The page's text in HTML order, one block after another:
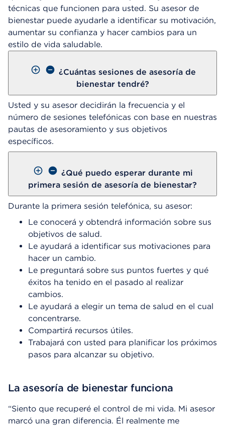
técnicas que funcionen para usted. Su asesor de
bienestar puede ayudarle a identificar su motivación,
aumentar su confianza y hacer cambios para un
estilo de vida saludable.
¿Cuántas sesiones de asesoría de
bienestar tendré?
Usted y su asesor decidirán la frecuencia y el
número de sesiones telefónicas con base en nuestras
pautas de asesoramiento y sus objetivos
específicos.
¿Qué puedo esperar durante mi
primera sesión de asesoría de bienestar?
Durante la primera sesión telefónica, su asesor:
Le conocerá y obtendrá información sobre sus
objetivos de salud.
Le ayudará a identificar sus motivaciones para
hacer un cambio.
Le preguntará sobre sus puntos fuertes y qué
éxitos ha tenido en el pasado al realizar
cambios.
Le ayudará a elegir un tema de salud en el cual
concentrarse.
Compartirá recursos útiles.
Trabajará con usted para planificar los próximos
pasos para alcanzar su objetivo.
La asesoría de bienestar funciona
“Siento que recuperé el control de mi vida. Mi asesor
marcó una gran diferencia. Él realmente me